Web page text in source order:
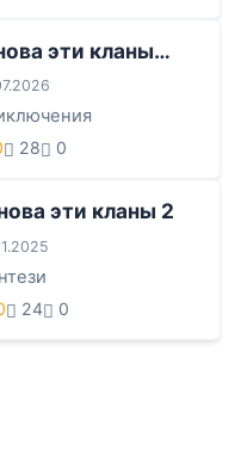
эти кланы…
28 0
эти кланы 2
24 0